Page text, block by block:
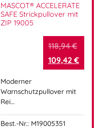
MASCOT® ACCELERATE
SAFE Strickpullover mit
ZIP 19005
118,94€
109,42 €
Moderner
Warnschutzpullover mit
Rei…
Best.-Nr.: M19005351